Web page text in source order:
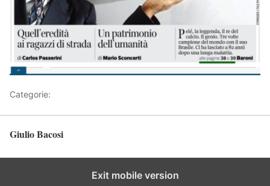
Categorie:
Giulio Bacosi
Exit mobile version